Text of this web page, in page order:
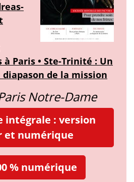
Paris • Ste-Trinité : Un
de la mission
Notre-Dame
intégrale : version
et numérique
% numérique